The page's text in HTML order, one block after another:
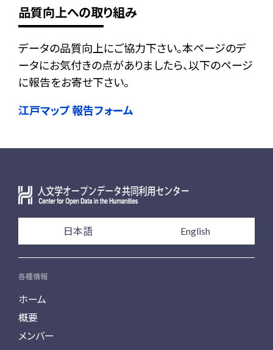
品質向上への取り組み
データの品質向上にご協力下さい。本ページのデ
ータにお気付きの点がありましたら、以下のページ
に報告をお寄せ下さい。
江戸マップ 報告フォーム
日本語 English
各種情報
ホーム
概要
メンバー